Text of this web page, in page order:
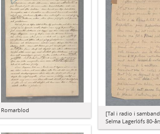
Romarblod
[Tal i radio i
Selma Lagerlöfs 80-